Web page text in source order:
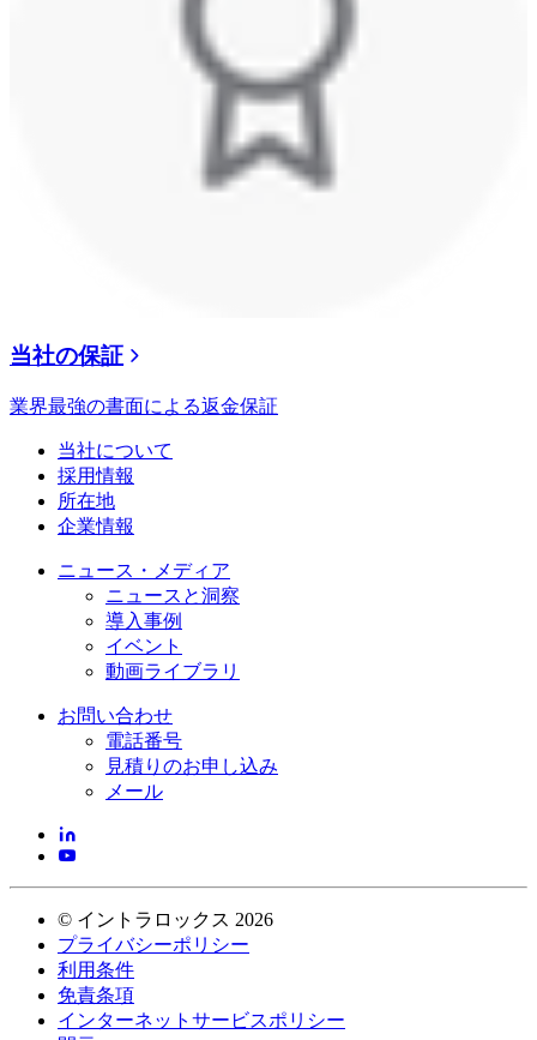
当社の保証
業界最強の書面による返金保証
当社について
採用情報
所在地
企業情報
ニュース・メディア
ニュースと洞察
導入事例
イベント
動画ライブラリ
お問い合わせ
電話番号
見積りのお申し込み
メール
© イントラロックス 2026
プライバシーポリシー
利用条件
免責条項
インターネットサービスポリシー